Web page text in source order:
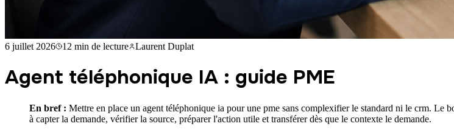
6 juillet 2026 12 min de lecture Laurent Duplat
Agent téléphonique IA : guide PME
En bref : Mettre en place un agent téléphonique ia pour une pme sans complexifier le standard ni le crm. Le
à capter la demande, vérifier la source, préparer l'action utile et transférer dès que le contexte le demande.